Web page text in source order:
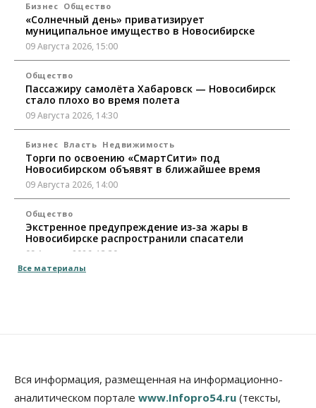
Бизнес Общество
«Солнечный день» приватизирует
муниципальное имущество в Новосибирске
09 Августа 2026, 15:00
Общество
Пассажиру самолёта Хабаровск — Новосибирск
стало плохо во время полета
09 Августа 2026, 14:30
Бизнес Власть Недвижимость
Торги по освоению «СмартСити» под
Новосибирском объявят в ближайшее время
09 Августа 2026, 14:00
Общество
Экстренное предупреждение из-за жары в
Новосибирске распространили спасатели
09 Августа 2026, 13:30
«бронировать» со школы
Все материалы
Вся информация, размещенная на информационно-
аналитическом портале www.Infopro54.ru (тексты,